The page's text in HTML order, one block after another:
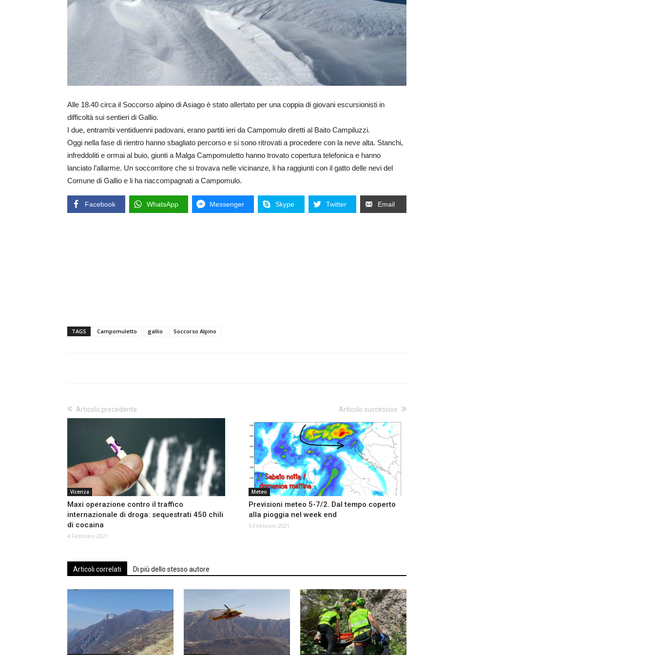
Alle 18.40 circa il Soccorso alpino di Asiago è stato allertato per una coppia di giovani escursionisti in
difficoltà sui sentieri di Gallio.
I due, entrambi ventiduenni padovani, erano partiti ieri da Campomulo diretti al Baito Campiluzzi.
Oggi nella fase di rientro hanno sbagliato percorso e si sono ritrovati a procedere con la neve alta. Stanchi,
infreddoliti e ormai al buio, giunti a Malga Campomuletto hanno trovato copertura telefonica e hanno
lanciato l’allarme. Un soccorritore che si trovava nelle vicinanze, li ha raggiunti con il gatto delle nevi del
Comune di Gallio e li ha riaccompagnati a Campomulo.
Facebook WhatsApp Messenger Skype Twitter Email
TAGS Campomuletto gallio Soccorso Alpino
Articolo precedente
Vicenza
Maxi operazione contro il traffico
internazionale di droga: sequestrati 450 chili
di cocaina
4 Febbraio 2021
Articolo successivo
Meteo
Previsioni meteo 5-7/2. Dal tempo coperto
alla pioggia nel week end
5 Febbraio 2021
Articoli correlati Di più dello stesso autore